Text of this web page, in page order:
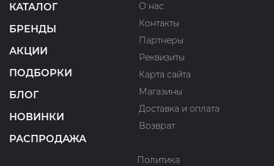
КАТАЛОГ
БРЕНДЫ
АКЦИИ
ПОДБОРКИ
БЛОГ
НОВИНКИ
РАСПРОДАЖА
О нас
Контакты
Партнеры
Реквизиты
Карта сайта
Магазины
Доставка и оплата
Возврат
Политика